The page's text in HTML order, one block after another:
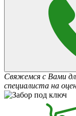
Свяжемся с Вами
специалиста на